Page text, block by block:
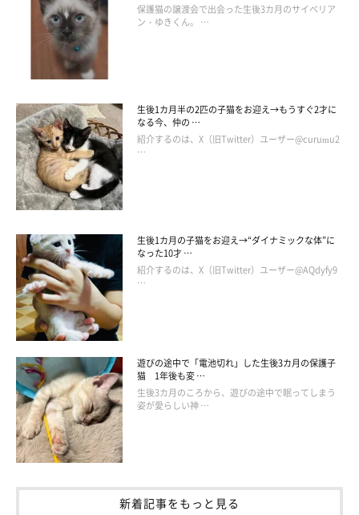
保護猫の譲渡会で出会った生後3カ月のサイベリア
ン・ゆきくん。 …
生後1カ月半の2匹の子猫をお迎え→もうすぐ2才に
なる今、仲の …
紹介するのは、X（旧Twitter）ユーザー@curumu2
…
生後1カ月の子猫をお迎え→“ダイナミックな体”に
なった10才 …
紹介するのは、X（旧Twitter）ユーザー@AQdyfy9
…
遊びの途中で「電池切れ」した生後3カ月の保護子
猫 1年後も変 …
生後3カ月のころから、遊びの途中で眠ってしまう
姿が愛らしい神 …
新着記事をもっと見る